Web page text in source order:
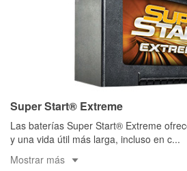
Super Start® Extreme
Las baterías Super Start® Extreme
y una vida útil más larga, incluso en c...
Mostrar más